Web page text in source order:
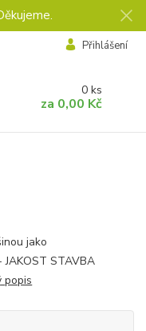
Přihlášení
0 ks
za 0,00 Kč
jako
JAKOST STAVBA
popis